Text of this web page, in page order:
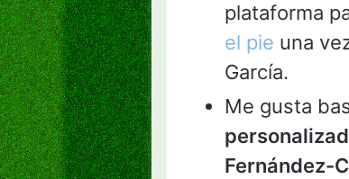
plataforma
el pie una
García.
Me gusta
Fernández-